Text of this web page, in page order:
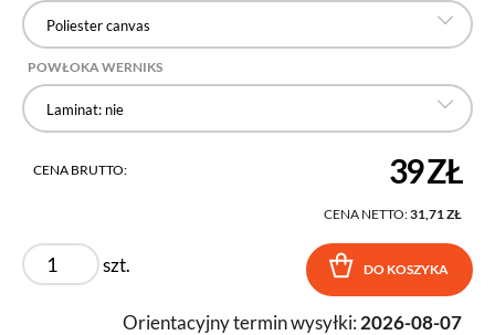
Poliester canvas
POWŁOKA WERNIKS
Laminat: nie
CENA BRUTTO: 39 ZŁ
CENA NETTO:31,71 ZŁ
szt. DO KOSZYKA
Orientacyjny termin wysyłki: 2026-08-07